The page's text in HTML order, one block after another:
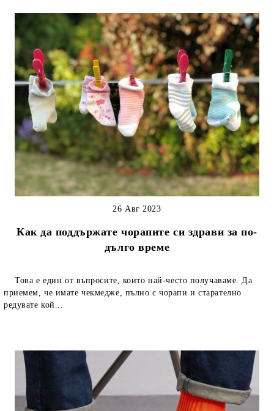
Как да поддържате чорапите си здрави за по-
дълго време
26 Авг 2023
Това е един от въпросите, които най-често получаваме. Да
приемем, че имате чекмедже, пълно с чорапи и старателно
редувате кой...